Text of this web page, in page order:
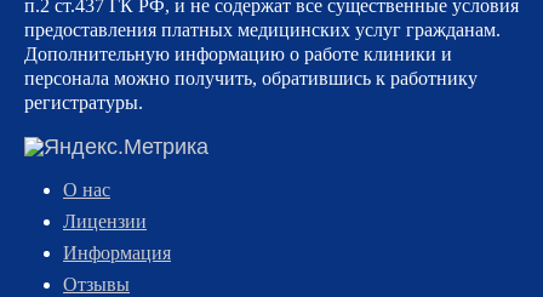
п.2 ст.437 ГК РФ, и не содержат все существенные условия
предоставления платных медицинских услуг гражданам.
Дополнительную информацию о работе клиники и
персонала можно получить, обратившись к работнику
регистратуры.
О нас
Лицензии
Информация
Отзывы